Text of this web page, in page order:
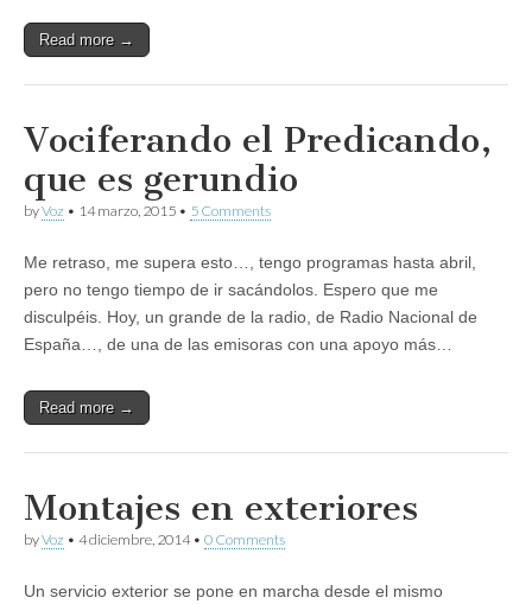
Read more →
Vociferando el Predicando,
que es gerundio
byVoz • 14 marzo, 2015 • 5 Comments
Me retraso, me supera esto…, tengo programas hasta abril,
pero no tengo tiempo de ir sacándolos. Espero que me
disculpéis. Hoy, un grande de la radio, de Radio Nacional de
España…, de una de las emisoras con una apoyo más…
Read more →
Montajes en exteriores
byVoz • 4 diciembre, 2014• 0 Comments
Un servicio exterior se pone en marcha desde el mismo